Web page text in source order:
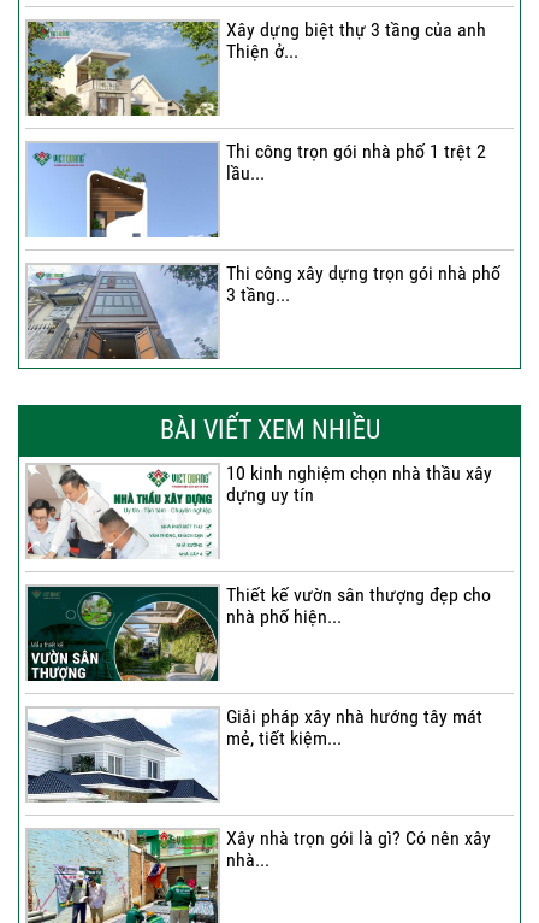
Xây dựng biệt thự 3 tầng của anh
Thiện ở...
Thi công trọn gói nhà phố 1 trệt 2
lầu...
Thi công xây dựng trọn gói nhà phố
3 tầng...
Anh...
BÀI VIẾT XEM NHIỀU
10 kinh nghiệm chọn nhà thầu xây
dựng uy tín
Thiết kế vườn sân thượng đẹp cho
nhà phố hiện...
Giải pháp xây nhà hướng tây mát
mẻ, tiết kiệm...
Xây nhà trọn gói là gì? Có nên xây
nhà...